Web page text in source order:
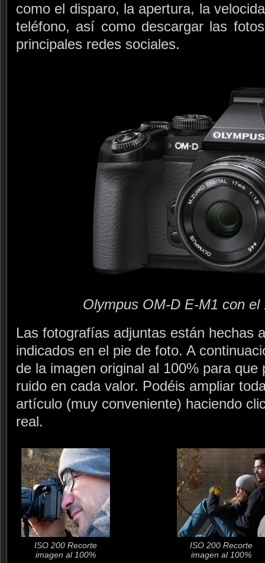
como el disparo, la apertura, la
teléfono, así como descargar las
principales redes sociales.
Olympus OM-D E-M1 con el
Las fotografías adjuntas están hechas
indicados en el pie de foto. A
de la imagen original al 100% para que
ruido en cada valor. Podéis ampliar
artículo (muy conveniente) haciendo
real.
ISO 200 Recorte
imagen al 100%
ISO 200 Recorte
imagen al 100%